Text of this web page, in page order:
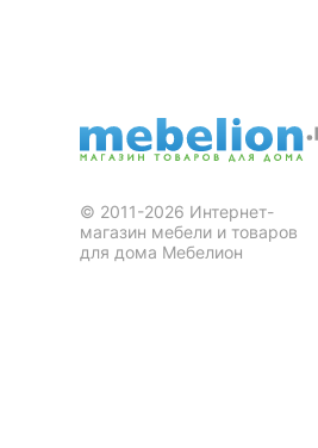
© 2011-2026 Интернет-
магазин мебели и товаров
для дома Мебелион